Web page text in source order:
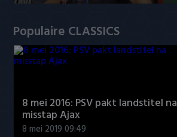
Populaire CLASSICS
8 mei 2016: PSV pakt landstitel na
misstap Ajax
8 mei 2019 09:49